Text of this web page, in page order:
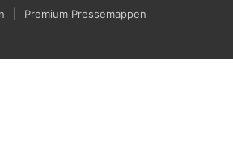
Premium Pressemappen